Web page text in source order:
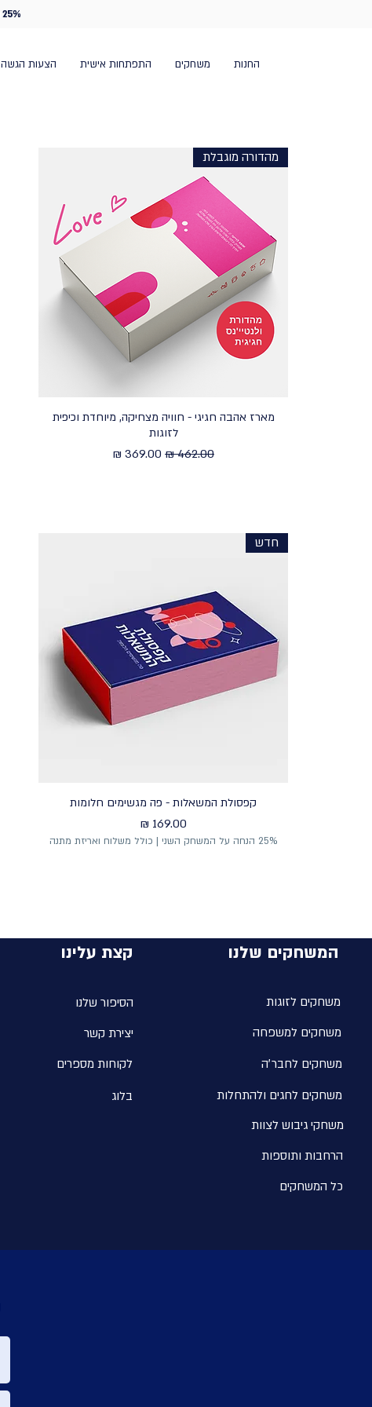
החנות משחקים התפתחות אישית הצעות הגשה
25% הנחה על המשחק
מהדורה מוגבלת
מארז אהבה חגיגי - חוויה מצחיקה, מיוחדת וכיפית
לזוגות
מחיר רגיל מחיר מבצע
חדש
קפסולת המשאלות - פה מגשימים חלומות
מחיר
25% הנחה על המשחק השני | כולל משלוח ואריזת מתנה
קצת עלינו
הסיפור שלנו
יצירת קשר
לקוחות מספרים
בלוג
המשחקים שלנו
משחקים לזוגות
משחקים למשפחה
משחקים לחבר׳ה
משחקים לחגים ולהתחלות
משחקי גיבוש לצוות
הרחבות ותוספות
כל המשחקים